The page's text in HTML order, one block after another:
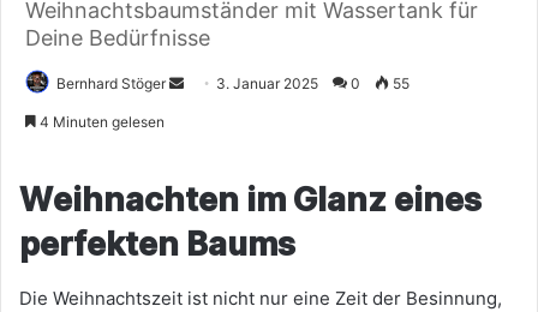
Weihnachtsbaumständer mit Wassertank für
Deine Bedürfnisse
Bernhard Stöger
Sende
Mail
3. Januar 2025 0 55
4 Minuten gelesen
Weihnachten im Glanz eines
perfekten Baums
Die Weihnachtszeit ist nicht nur eine Zeit der Besinnung,